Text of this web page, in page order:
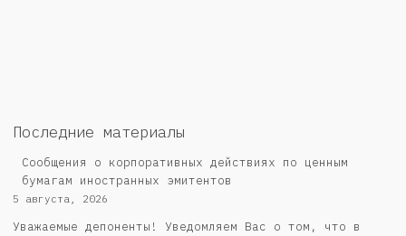
Последние материалы
Сообщения о корпоративных действиях по ценным
бумагам иностранных эмитентов
5 августа, 2026
Уважаемые депоненты! Уведомляем Вас о том, что в